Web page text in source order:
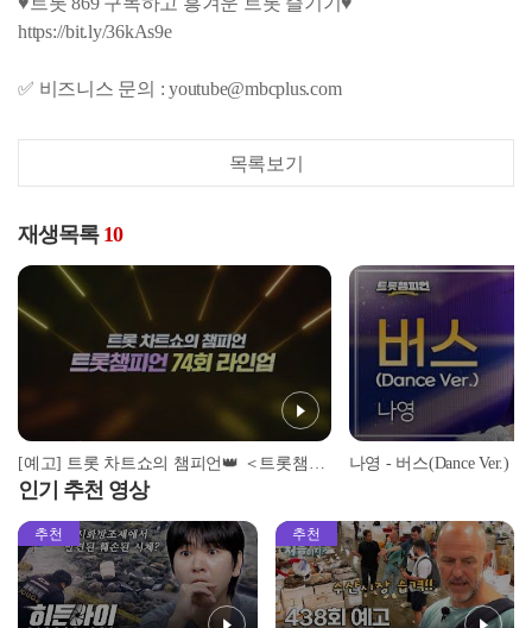
https://bit.ly/36kAs9e
✅ 비즈니스 문의 : youtube@mbcplus.com
목록보기
재생목록 10
[예고] 트롯 차트쇼의 챔피언👑 ＜트롯챔피언＞ 74회 라인업 l 11월 13일 (목) 저녁 8시 MBC ON 방송 나영 - 버스(Dance Ver.) l
인기 추천 영상
추천 추천